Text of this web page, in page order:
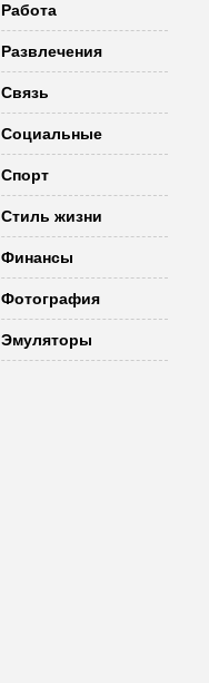
Работа
Развлечения
Связь
Социальные
Спорт
Стиль жизни
Финансы
Фотография
Эмуляторы